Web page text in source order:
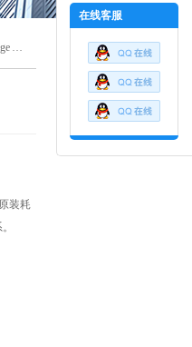
发
装耗
在线客服